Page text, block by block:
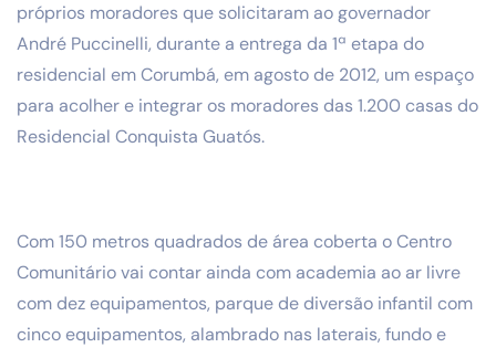
próprios moradores que solicitaram ao governador
André Puccinelli, durante a entrega da 1ª etapa do
residencial em Corumbá, em agosto de 2012, um espaço
para acolher e integrar os moradores das 1.200 casas do
Residencial Conquista Guatós.
Com 150 metros quadrados de área coberta o Centro
Comunitário vai contar ainda com academia ao ar livre
com dez equipamentos, parque de diversão infantil com
cinco equipamentos, alambrado nas laterais, fundo e